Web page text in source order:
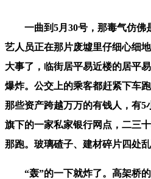
一曲到5月30号，那毒气仿佛
艺人员正在那片废墟里仔细心细
大事了，临街居平易近楼的居平
爆炸。公交上的乘客都赶紧下车
那些资产跨越万万的有钱人，有5
旗下的一家私家银行网点，二三
那跑。玻璃碴子、建材碎片四处
“轰”的一下就炸了。高架桥的